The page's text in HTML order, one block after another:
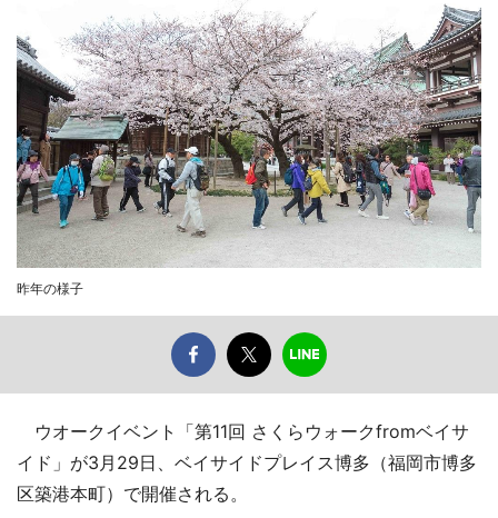
昨年の様子
ウオークイベント「第11回 さくらウォークfromベイサ
イド」が3月29日、ベイサイドプレイス博多（福岡市博多
区築港本町）で開催される。